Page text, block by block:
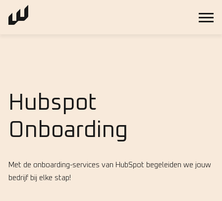
Hubspot
Onboarding
Met de onboarding-services van HubSpot begeleiden we jouw
bedrijf bij elke stap!